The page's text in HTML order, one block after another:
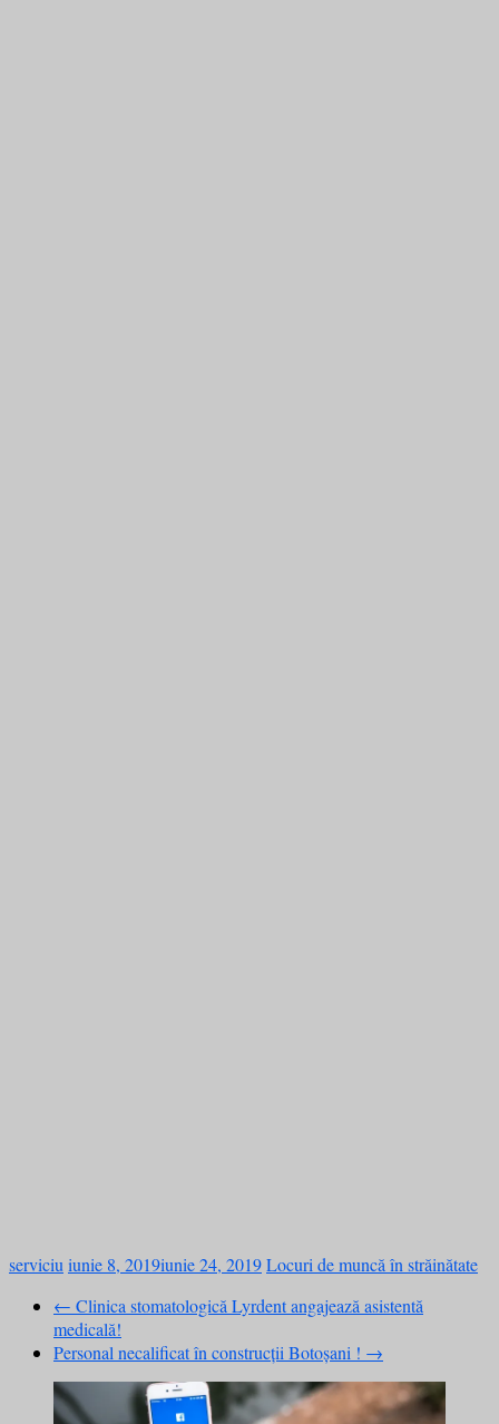
serviciuiunie 8, 2019iunie 24, 2019Locuri de muncă în străinătate
← Clinica stomatologică Lyrdent angajează asistentă
medicală!
Personal necalificat în construcții Botoșani ! →